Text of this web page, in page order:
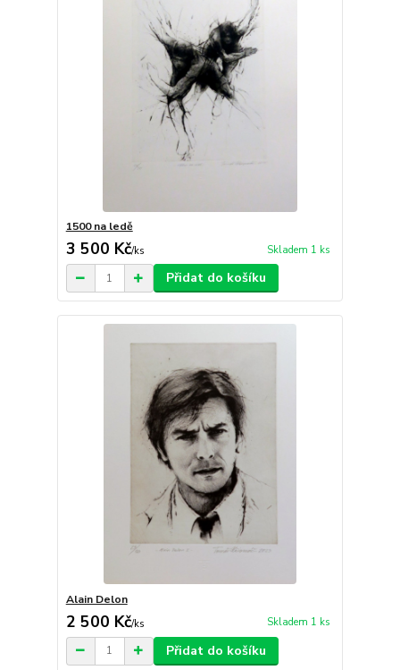
1500 na ledě
3 500 Kč/ks Skladem 1 ks
Přidat do košíku
Alain Delon
2 500 Kč/ks Skladem 1 ks
Přidat do košíku